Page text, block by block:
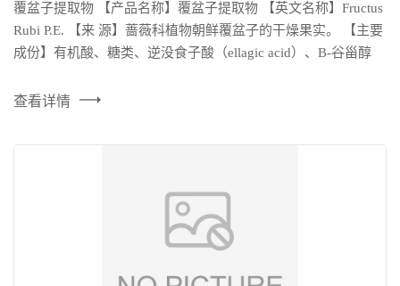
覆盆子提取物 【产品名称】覆盆子提取物 【英文名称】Fructus
Rubi P.E. 【来 源】蔷薇科植物朝鲜覆盆子的干燥果实。 【主要
成份】有机酸、糖类、逆没食子酸（ellagic acid）、B-谷甾醇
【包装 】25公斤纸板桶 【保存期】 24（月） Raspberry Extract
Latin Name: Fructu...
查看详情